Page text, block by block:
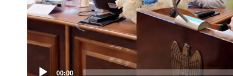
00:00